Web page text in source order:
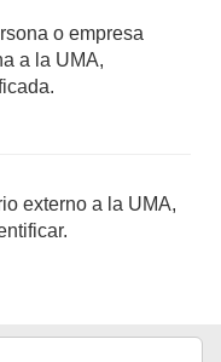
o empresa
a la UMA,
externo a la UMA,